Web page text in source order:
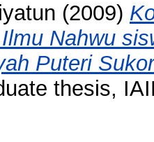
(2009)
Nahwu
Puteri
thesis,